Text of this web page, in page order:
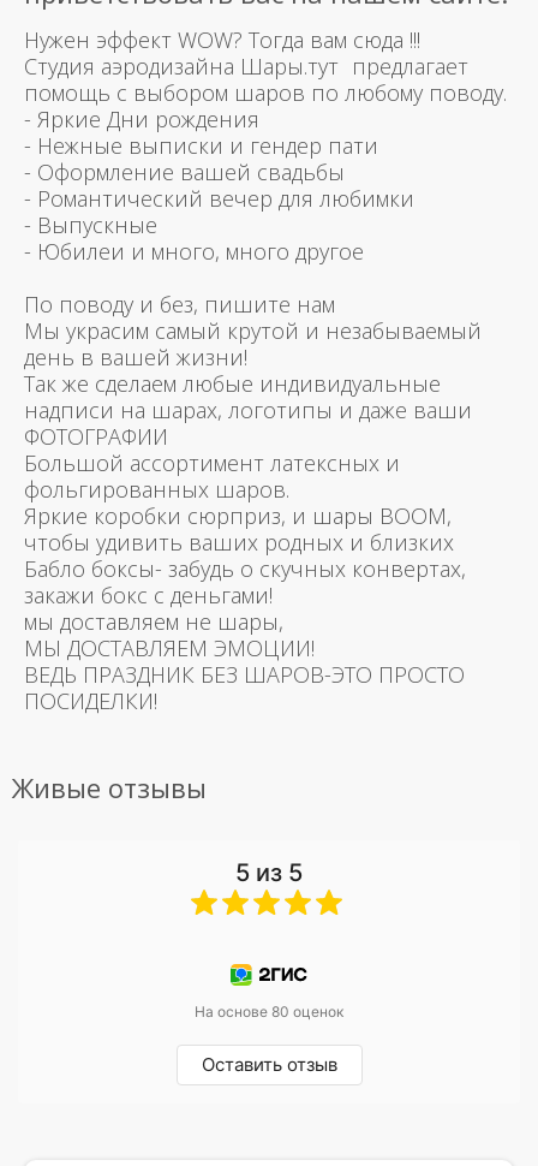
Нужен эффект WOW? Тогда вам сюда !!!
Студия аэродизайна Шары.тут предлагает
помощь с выбором шаров по любому поводу.
- Яркие Дни рождения
- Нежные выписки и гендер пати
- Оформление вашей свадьбы
- Романтический вечер для любимки
- Выпускные
- Юбилеи и много, много другое
По поводу и без, пишите нам
Мы украсим самый крутой и незабываемый
день в вашей жизни!
Так же сделаем любые индивидуальные
надписи на шарах, логотипы и даже ваши
ФОТОГРАФИИ
Большой ассортимент латексных и
фольгированных шаров.
Яркие коробки сюрприз, и шары BOOM,
чтобы удивить ваших родных и близких
Бабло боксы- забудь о скучных конвертах,
закажи бокс с деньгами!
мы доставляем не шары,
МЫ ДОСТАВЛЯЕМ ЭМОЦИИ!
ВЕДЬ ПРАЗДНИК БЕЗ ШАРОВ-ЭТО ПРОСТО
ПОСИДЕЛКИ!
Живые отзывы
5 из 5
На основе 80 оценок
Оставить отзыв